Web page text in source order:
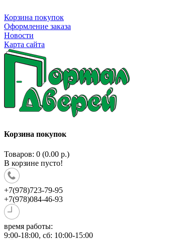
Корзина покупок
Оформление заказа
Новости
Карта сайта
Корзина покупок
Товаров: 0 (0.00 р.)
В корзине пусто!
+7(978)723-79-95
+7(978)084-46-93
время работы:
9:00-18:00, сб: 10:00-15:00